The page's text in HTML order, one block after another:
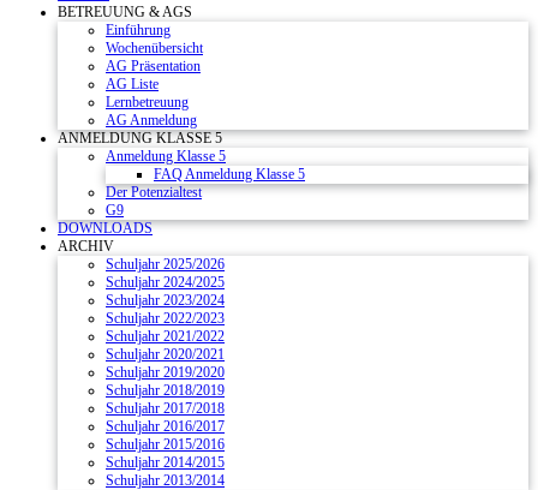
BETREUUNG & AGS
Einführung
Wochenübersicht
AG Präsentation
AG Liste
Lernbetreuung
AG Anmeldung
ANMELDUNG KLASSE 5
Anmeldung Klasse 5
FAQ Anmeldung Klasse 5
Der Potenzialtest
G9
DOWNLOADS
ARCHIV
Schuljahr 2025/2026
Schuljahr 2024/2025
Schuljahr 2023/2024
Schuljahr 2022/2023
Schuljahr 2021/2022
Schuljahr 2020/2021
Schuljahr 2019/2020
Schuljahr 2018/2019
Schuljahr 2017/2018
Schuljahr 2016/2017
Schuljahr 2015/2016
Schuljahr 2014/2015
Schuljahr 2013/2014